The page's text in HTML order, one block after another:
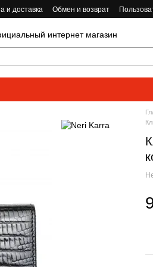
и доставка Обмен и возврат
интернет магазин